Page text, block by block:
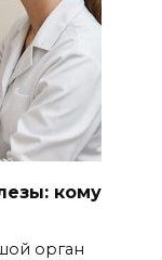
кому
орган